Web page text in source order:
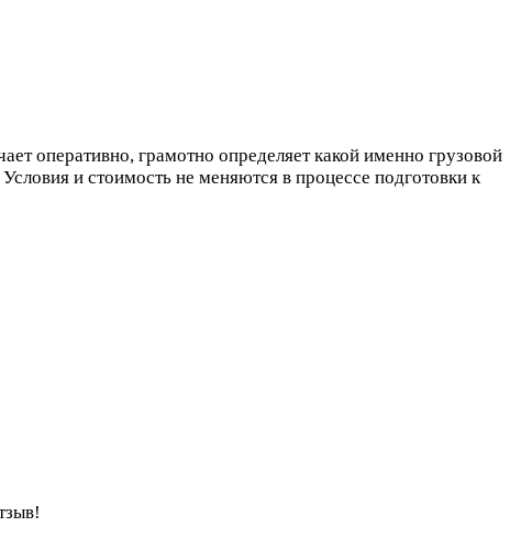
оперативно, грамотно определяет какой именно грузовой
и стоимость не меняются в процессе подготовки к